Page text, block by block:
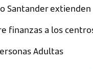
Santander extienden
finanzas a los
Adultas